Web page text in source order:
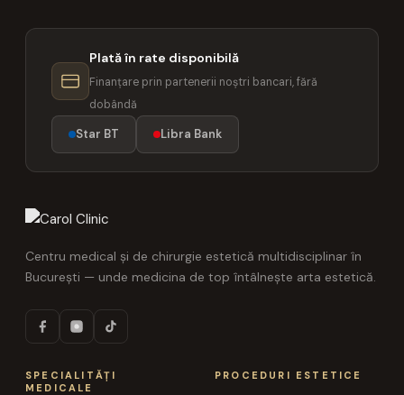
Plată în rate disponibilă
Finanțare prin partenerii noștri bancari, fără
dobândă
Star BT Libra Bank
Centru medical și de chirurgie estetică multidisciplinar în
București — unde medicina de top întâlnește arta estetică.
SPECIALITĂȚI
MEDICALE
PROCEDURI ESTETICE